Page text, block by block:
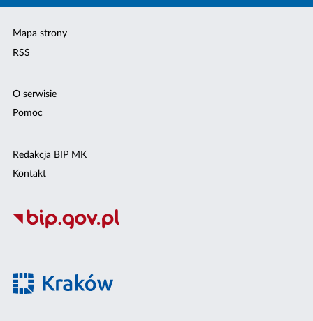
Mapa strony
RSS
O serwisie
Pomoc
Redakcja BIP MK
Kontakt